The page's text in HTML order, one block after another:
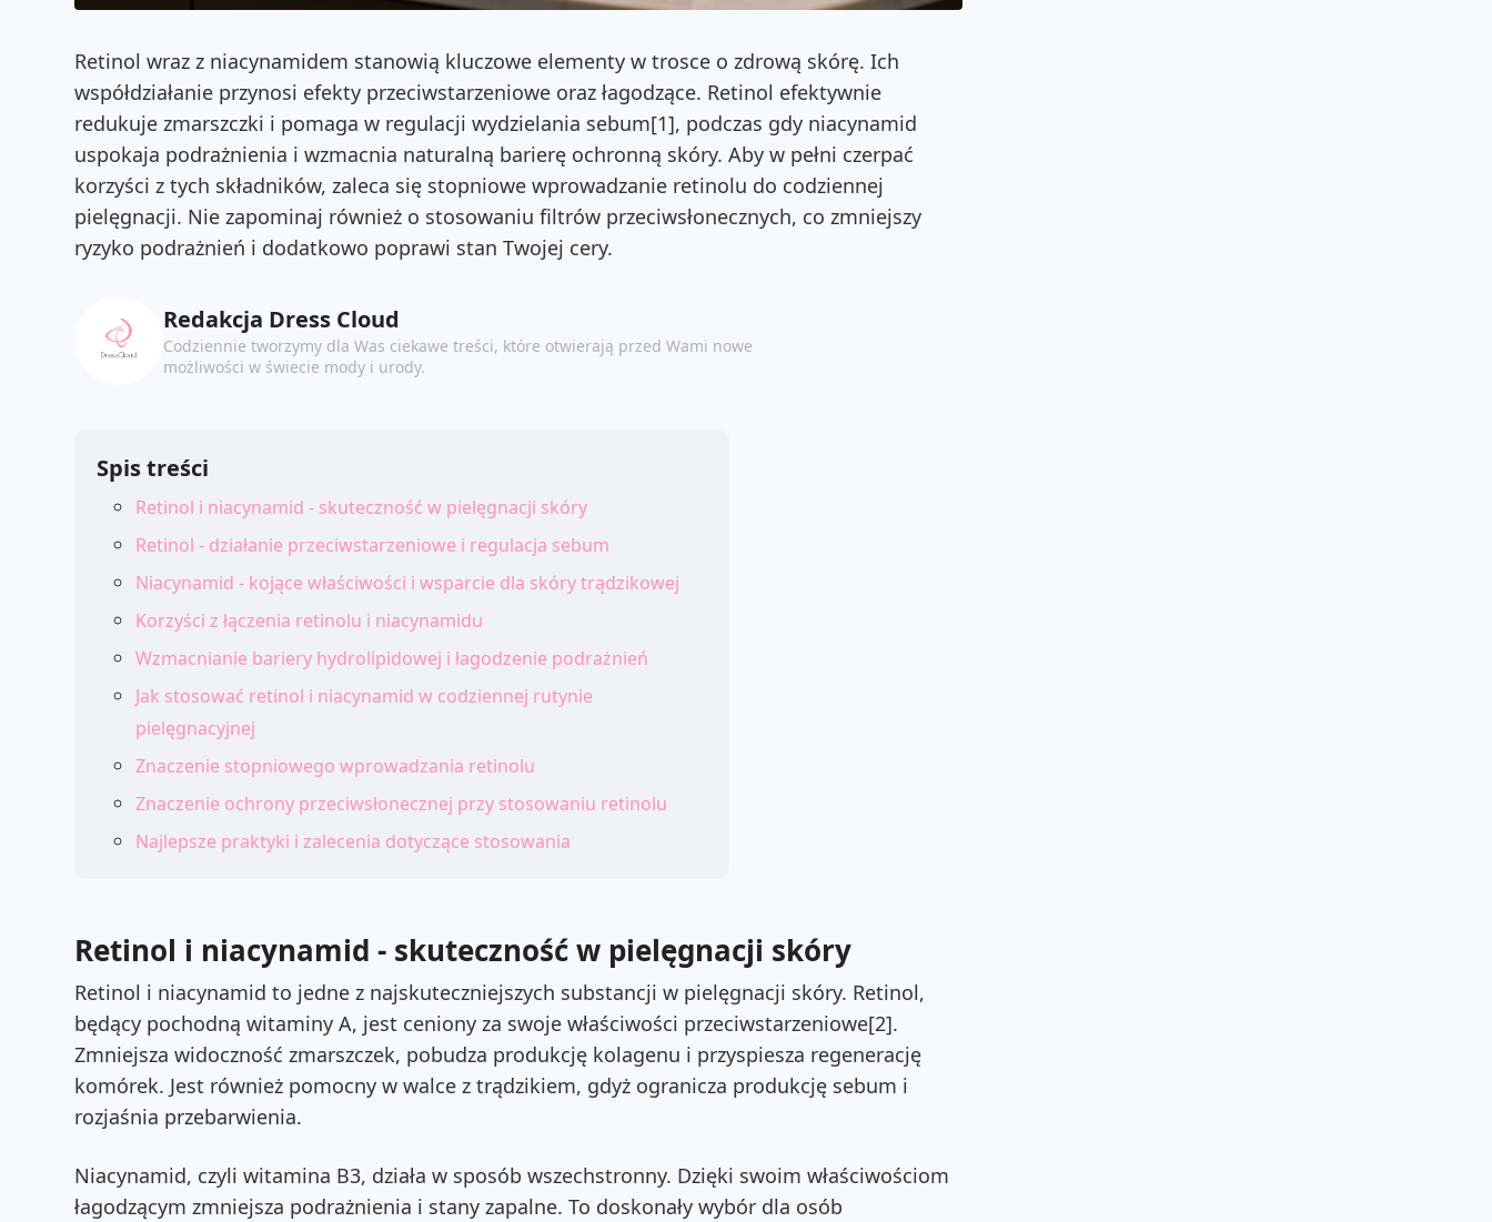
Retinol wraz z niacynamidem stanowią kluczowe elementy w trosce o zdrową skórę. Ich
współdziałanie przynosi efekty przeciwstarzeniowe oraz łagodzące. Retinol efektywnie
redukuje zmarszczki i pomaga w regulacji wydzielania sebum[1], podczas gdy niacynamid
uspokaja podrażnienia i wzmacnia naturalną barierę ochronną skóry. Aby w pełni czerpać
korzyści z tych składników, zaleca się stopniowe wprowadzanie retinolu do codziennej
pielęgnacji. Nie zapominaj również o stosowaniu filtrów przeciwsłonecznych, co zmniejszy
ryzyko podrażnień i dodatkowo poprawi stan Twojej cery.
Redakcja Dress Cloud
Codziennie tworzymy dla Was ciekawe treści, które otwierają przed Wami nowe
możliwości w świecie mody i urody.
Spis treści
Retinol i niacynamid - skuteczność w pielęgnacji skóry
Retinol - działanie przeciwstarzeniowe i regulacja sebum
Niacynamid - kojące właściwości i wsparcie dla skóry trądzikowej
Korzyści z łączenia retinolu i niacynamidu
Wzmacnianie bariery hydrolipidowej i łagodzenie podrażnień
Jak stosować retinol i niacynamid w codziennej rutynie
pielęgnacyjnej
Znaczenie stopniowego wprowadzania retinolu
Znaczenie ochrony przeciwsłonecznej przy stosowaniu retinolu
Najlepsze praktyki i zalecenia dotyczące stosowania
Retinol i niacynamid - skuteczność w pielęgnacji skóry
Retinol i niacynamid to jedne z najskuteczniejszych substancji w pielęgnacji skóry. Retinol,
będący pochodną witaminy A, jest ceniony za swoje właściwości przeciwstarzeniowe[2].
Zmniejsza widoczność zmarszczek, pobudza produkcję kolagenu i przyspiesza regenerację
komórek. Jest również pomocny w walce z trądzikiem, gdyż ogranicza produkcję sebum i
rozjaśnia przebarwienia.
Niacynamid, czyli witamina B3, działa w sposób wszechstronny. Dzięki swoim właściwościom
łagodzącym zmniejsza podrażnienia i stany zapalne. To doskonały wybór dla osób